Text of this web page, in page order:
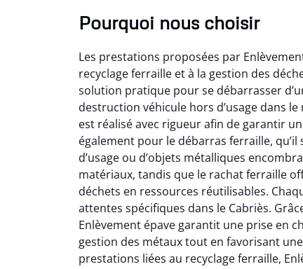
Pourquoi nous choisir
Les prestations proposées par
recyclage ferraille et à la gestion des
solution pratique pour se débarrasser
destruction véhicule hors d’usage dans
est réalisé avec rigueur afin de garantir
également pour le débarras ferraille, qu’il
d’usage ou d’objets métalliques
matériaux, tandis que le rachat ferraille
déchets en ressources réutilisables.
attentes spécifiques dans le Cabriès.
Enlèvement épave garantit une prise en
gestion des métaux tout en favorisant
prestations liées au recyclage ferraille,